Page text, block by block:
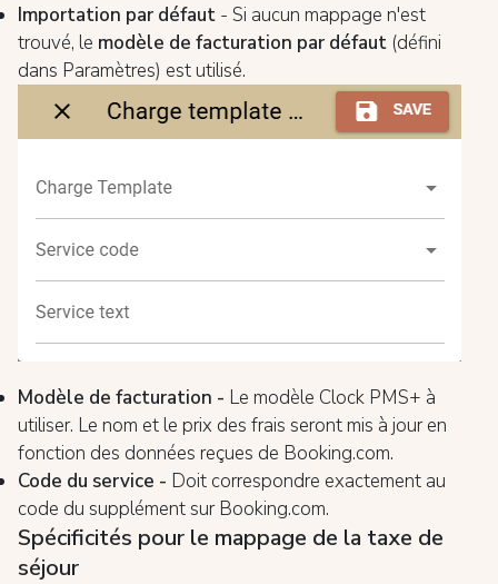
Importation par défaut - Si aucun mappage n'est
trouvé, le modèle de facturation par défaut (défini
dans Paramètres) est utilisé.
Modèle de facturation - Le modèle Clock PMS+ à
utiliser. Le nom et le prix des frais seront mis à jour en
fonction des données reçues de Booking.com.
Code du service - Doit correspondre exactement au
code du supplément sur Booking.com.
Spécificités pour le mappage de la taxe de
séjour